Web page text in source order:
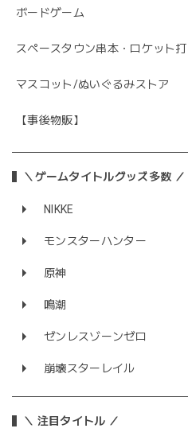
ボードゲーム
スペースタウン串本・ロケット
マスコット/ぬいぐるみストア
【事後物販】
＼ゲームタイトルグッズ多数 ／
NIKKE
モンスターハンター
原神
鳴潮
ゼンレスゾーンゼロ
崩壊スターレイル
＼ 注目タイトル ／